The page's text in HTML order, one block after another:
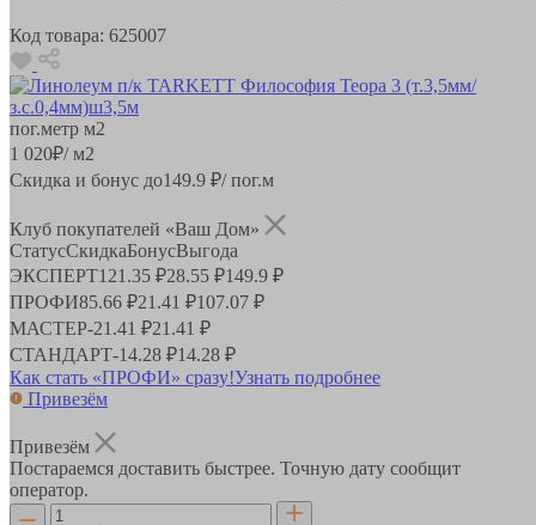
Код товара: 625007
пог.метр м2
1 020₽/ м2
Скидка и бонус до149.9 ₽/ пог.м
Клуб покупателей «Ваш Дом»
СтатусСкидкаБонусВыгода
ЭКСПЕРТ121.35 ₽28.55 ₽149.9 ₽
ПРОФИ85.66 ₽21.41 ₽107.07 ₽
МАСТЕР-21.41 ₽21.41 ₽
СТАНДАРТ-14.28 ₽14.28 ₽
Как стать «ПРОФИ» сразу!Узнать подробнее
Привезём
Привезём
Постараемся доставить быстрее. Точную дату сообщит
оператор.